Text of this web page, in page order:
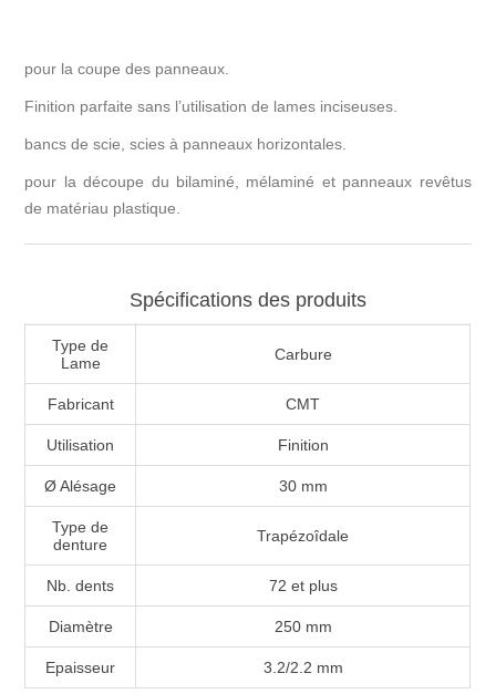
pour la coupe des panneaux.
Finition parfaite sans l’utilisation de lames inciseuses.
bancs de scie, scies à panneaux horizontales.
pour la découpe du bilaminé, mélaminé et panneaux revêtus
de matériau plastique.
Spécifications des produits
Type de
Lame
Carbure
Fabricant CMT
Utilisation Finition
Ø Alésage 30 mm
Type de
denture
Trapézoîdale
Nb. dents 72 et plus
Diamètre 250 mm
Epaisseur 3.2/2.2 mm